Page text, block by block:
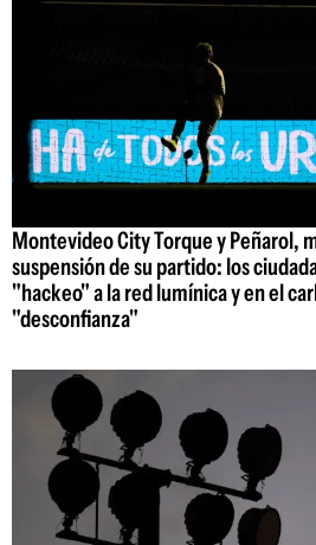
Montevideo City Torque y Peñarol,
suspensión de su partido: los
"hackeo" a la red lumínica y en el
"desconfianza"